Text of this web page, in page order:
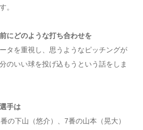
。
にどのような打ち合わせを
タを重視し、思うようなピッチングが
のいい球を投げ込もうという話をしま
手は
の下山（悠介）、7番の山本（晃大）